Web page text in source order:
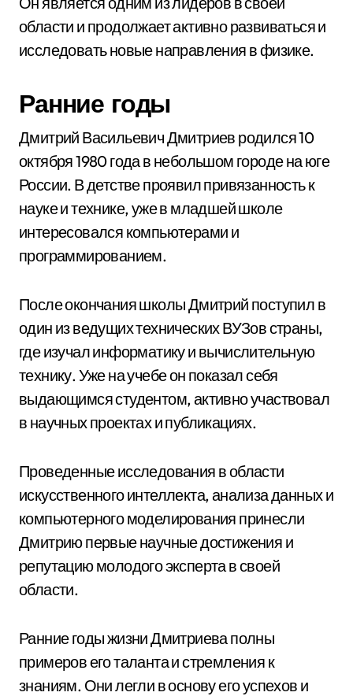
области и продолжает активно развиваться и
исследовать новые направления в физике.
Ранние годы
Дмитрий Васильевич Дмитриев родился 10
октября 1980 года в небольшом городе на юге
России. В детстве проявил привязанность к
науке и технике, уже в младшей школе
интересовался компьютерами и
программированием.
После окончания школы Дмитрий поступил в
один из ведущих технических ВУЗов страны,
где изучал информатику и вычислительную
технику. Уже на учебе он показал себя
выдающимся студентом, активно участвовал
в научных проектах и публикациях.
Проведенные исследования в области
искусственного интеллекта, анализа данных и
компьютерного моделирования принесли
Дмитрию первые научные достижения и
репутацию молодого эксперта в своей
области.
Ранние годы жизни Дмитриева полны
примеров его таланта и стремления к
знаниям. Они легли в основу его успехов и